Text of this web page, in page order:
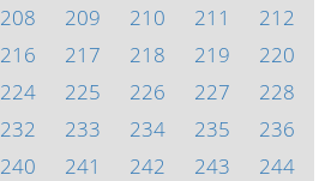
208 209 210 211
212
216 217 218 219
220
224 225 226 227
228
232 233 234 235
236
240 241 242 243
244